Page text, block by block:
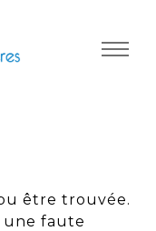
être trouvée.
une faute